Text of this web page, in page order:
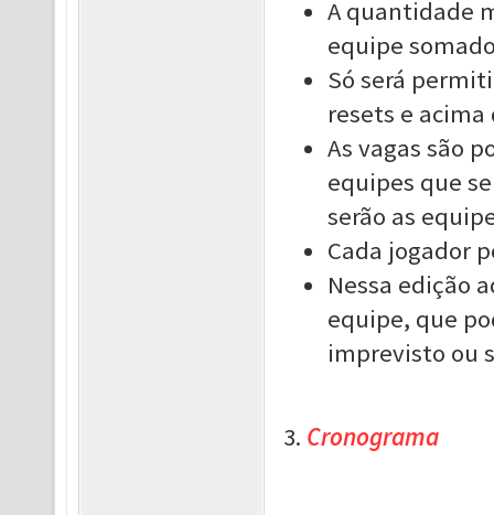
A quantidade
equipe
Só será
resets e acima
As vagas são
equipes que
serão as
Cada jogador
Nessa edição
equipe, que
imprevisto ou
3. Cronograma